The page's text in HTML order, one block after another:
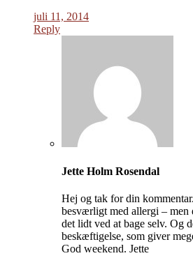
juli 11, 2014
Reply
Jette Holm Rosendal
Hej og tak for din
besværligt med allergi –
det lidt ved at bage selv. Og
beskæftigelse, som giver
God weekend. Jette